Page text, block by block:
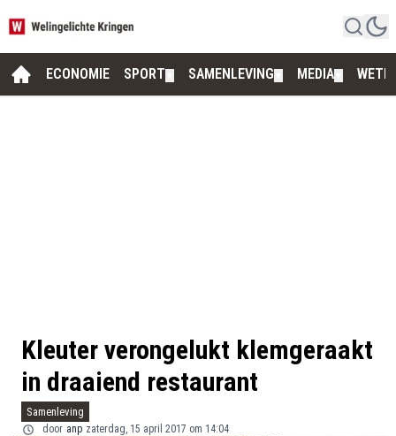
ECONOMIE SPORT SAMENLEVING MEDIA
Kleuter verongelukt klemgeraakt
in draaiend restaurant
Samenleving
door anp zaterdag, 15 april 2017 om 14:04